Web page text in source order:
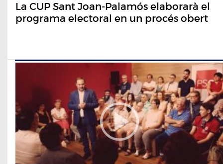
La CUP Sant Joan-Palamós elaborarà el
programa electoral en un procés obert